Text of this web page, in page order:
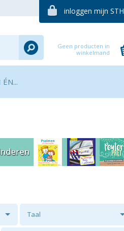
inloggen mijn STH
Geen producten in
winkelmand
Taal